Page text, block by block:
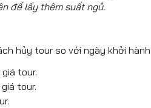
để lấy thêm suất ngủ.
hủy tour so với ngày khởi
tour.
tour.